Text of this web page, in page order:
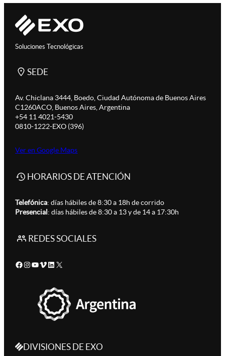
Soluciones Tecnológicas
SEDE
Av. Chiclana 3444, Boedo, Ciudad Autónoma de Buenos Aires
C1260ACO, Buenos Aires, Argentina
+54 11 4021-5430
0810-1222-EXO (396)
Ver en Google Maps
HORARIOS DE ATENCIÓN
Telefónica: días hábiles de 8:30 a 18h de corrido
Presencial : días hábiles de 8:30 a 13 y de 14 a 17:30h
REDES SOCIALES
Facebook Instagram YouTube Vimeo LinkedIn X
DIVISIONES DE EXO